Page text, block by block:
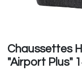
Chaussettes
"Airport Plus"